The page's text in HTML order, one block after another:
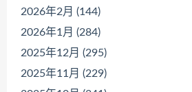
2026年2月 (144)
2026年1月 (284)
2025年12月 (295)
2025年11月 (229)